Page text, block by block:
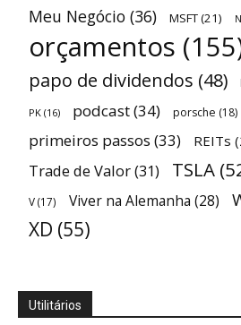
Meu Negócio (36) MSFT(21)
orçamentos
papo de dividendos (48)
PK (16) podcast(34) porsche (18)
primeiros passos (33) REITs
Trade de Valor(31) TSLA
V(17) Viver na Alemanha (28)
XD (55)
Utilitários